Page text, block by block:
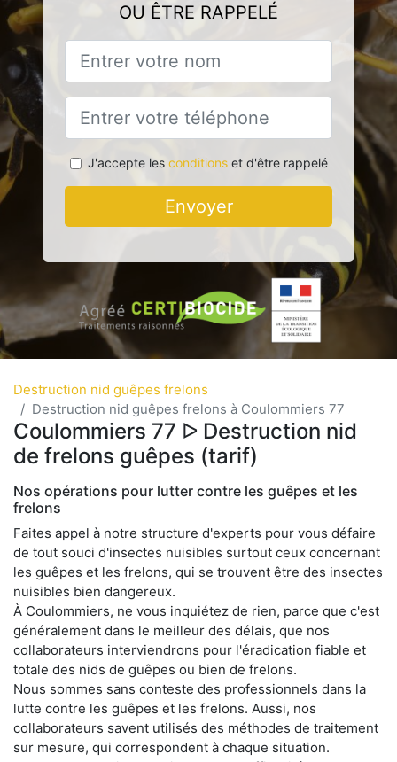
OU ÊTRE RAPPELÉ
J'accepte les conditionset d'être rappelé
Envoyer
Destruction nid guêpes frelons
Destruction nid guêpes frelons à Coulommiers 77
Coulommiers 77 ᐅ Destruction nid
de frelons guêpes (tarif)
Nos opérations pour lutter contre les guêpes et les
frelons
Faites appel à notre structure d'experts pour vous défaire
de tout souci d'insectes nuisibles surtout ceux concernant
les guêpes et les frelons, qui se trouvent être des insectes
nuisibles bien dangereux.
À Coulommiers, ne vous inquiétez de rien, parce que c'est
généralement dans le meilleur des délais, que nos
collaborateurs interviendrons pour l'éradication fiable et
totale des nids de guêpes ou bien de frelons.
Nous sommes sans conteste des professionnels dans la
lutte contre les guêpes et les frelons. Aussi, nos
collaborateurs savent utilisés des méthodes de traitement
sur mesure, qui correspondent à chaque situation.